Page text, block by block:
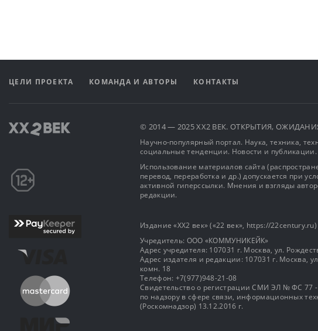
ЦЕЛИ ПРОЕКТА КОМАНДА И АВТОРЫ КОНТАКТЫ
© 2014 — 2025 XX2 ВЕК. ОТКРЫТИЯ,
Научно-популярный портал. Наука, техника,
социальные тенденции. Новости и публикации.
Использование материалов сайта
перевод, переработка и др.) допускается при
активной гиперссылки. Мнения и взгляды
редакции.
Издание «XX2 век» («22 век», https://22century.ru)
Учредитель: OOO «КОММУНИКЕЙК»
Адрес учредителя: 107031 г. Москва, ул.
Адрес издателя и редакции: 107031 г. Москва,
комн. 18
Телефон: +7(977)948-21-08
Свидетельство о регистрации СМИ ЭЛ № ФС 77
по надзору в сфере связи, информационных
(Роскомнадзор) 13.12.2016 г.